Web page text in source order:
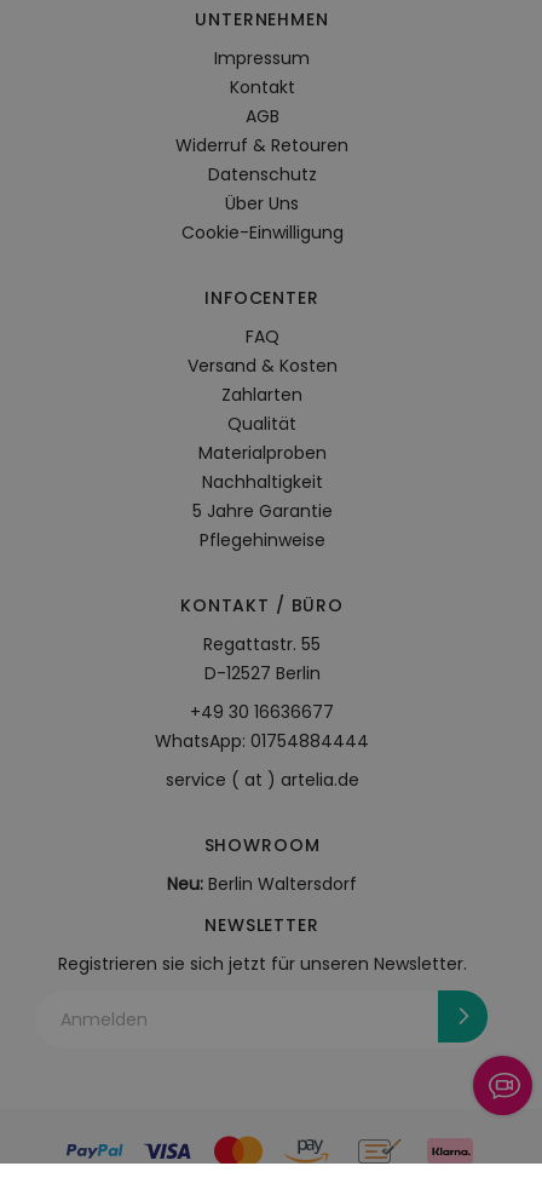
UNTERNEHMEN
Impressum
Kontakt
AGB
Widerruf & Retouren
Datenschutz
Über Uns
Cookie-Einwilligung
INFOCENTER
FAQ
Versand & Kosten
Zahlarten
Qualität
Materialproben
Nachhaltigkeit
5 Jahre Garantie
Pflegehinweise
KONTAKT / BÜRO
Regattastr. 55
D-12527 Berlin
+49 30 16636677
WhatsApp: 01754884444
service ( at ) artelia.de
SHOWROOM
Neu: Berlin Waltersdorf
NEWSLETTER
Registrieren sie sich jetzt für unseren Newsletter.
Anmelden